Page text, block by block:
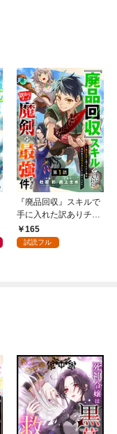
『廃品回収』スキルで
手に入れた訳ありチー
ト魔剣が最強すぎる件
～役立たずと捨てられ
165
試読フル